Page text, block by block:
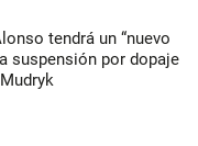
tendrá un “nuevo
suspensión por dopaje